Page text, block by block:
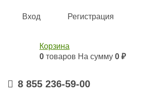
Вход Регистрация
Корзина
0 товаров На сумму 0 ₽
8 855 236-59-00